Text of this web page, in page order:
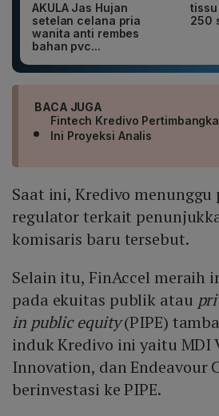
AKULA Jas Hujan
setelan celana pria
wanita anti rembes
bahan pvc...
250
BACA JUGA
Fintech Kredivo
Ini Proyeksi Analis
Saat ini, Kredivo menunggu
regulator terkait
komisaris baru tersebut.
Selain itu, FinAccel meraih
pada ekuitas publik atau
in public equity(PIPE)
induk Kredivo ini yaitu MDI
Innovation, dan Endeavour
berinvestasi ke PIPE.